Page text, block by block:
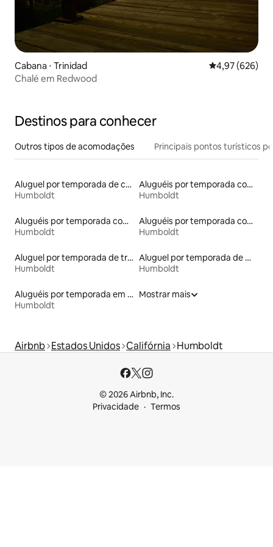
Cabana ⋅ Trinidad 4,97 de uma
4,97 (626)
Chalé em Redwood
Destinos para conhecer
Outros tipos de acomodações Principais pontos turísticos
Aluguel por temporada de casas de hóspedes
Humboldt
Aluguéis por temporada com caiaque
Humboldt
Aluguéis por temporada com terraço
Humboldt
Aluguéis por temporada com acesso à praia
Humboldt
Aluguel por temporada de trailers
Humboldt
Aluguel por temporada de microcasas
Humboldt
Aluguéis por temporada em hotéis-fazenda
Humboldt
Mostrar mais
Airbnb Estados Unidos Califórnia Humboldt
© 2026 Airbnb, Inc.
Privacidade
Termos